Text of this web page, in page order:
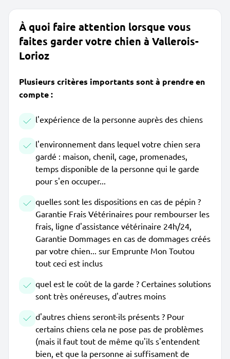
À quoi faire attention lorsque vous
faites garder votre chien à Vallerois-
Lorioz
Plusieurs critères importants sont à prendre en
compte :
l'expérience de la personne auprès des chiens
l'environnement dans lequel votre chien sera
gardé : maison, chenil, cage, promenades,
temps disponible de la personne qui le garde
pour s'en occuper...
quelles sont les dispositions en cas de pépin ?
Garantie Frais Vétérinaires pour rembourser les
frais, ligne d'assistance vétérinaire 24h/24,
Garantie Dommages en cas de dommages créés
par votre chien... sur Emprunte Mon Toutou
tout ceci est inclus
quel est le coût de la garde ? Certaines solutions
sont très onéreuses, d'autres moins
d'autres chiens seront-ils présents ? Pour
certains chiens cela ne pose pas de problèmes
(mais il faut tout de même qu'ils s'entendent
bien, et que la personne ai suffisament de